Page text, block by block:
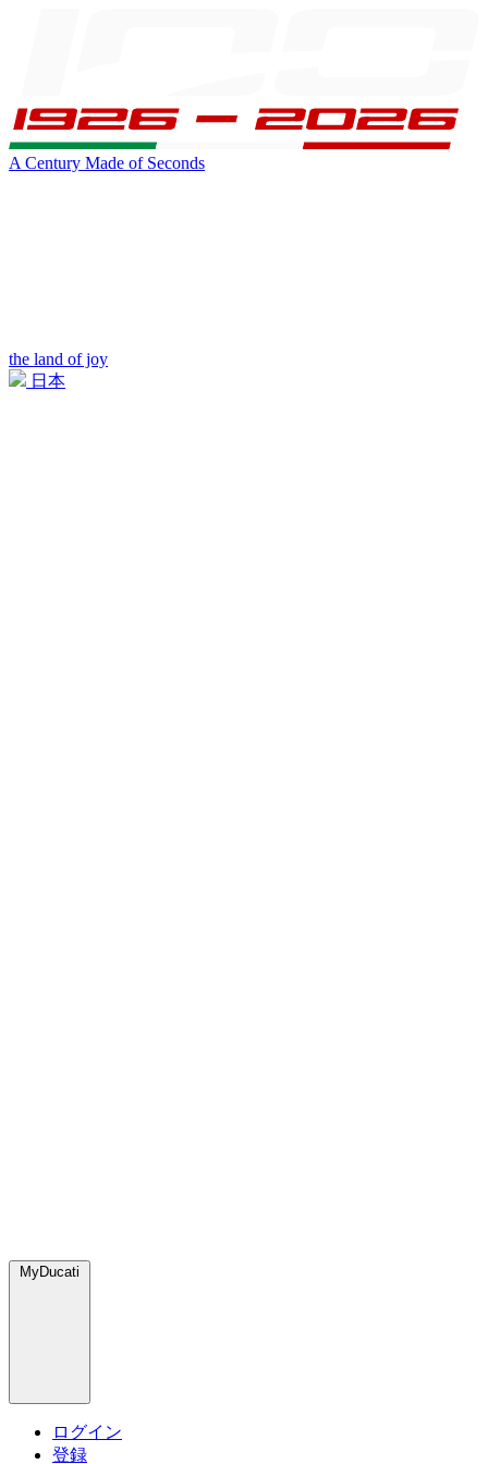
A Century Made of Seconds
the land of joy
日本
MyDucati
ログイン
登録